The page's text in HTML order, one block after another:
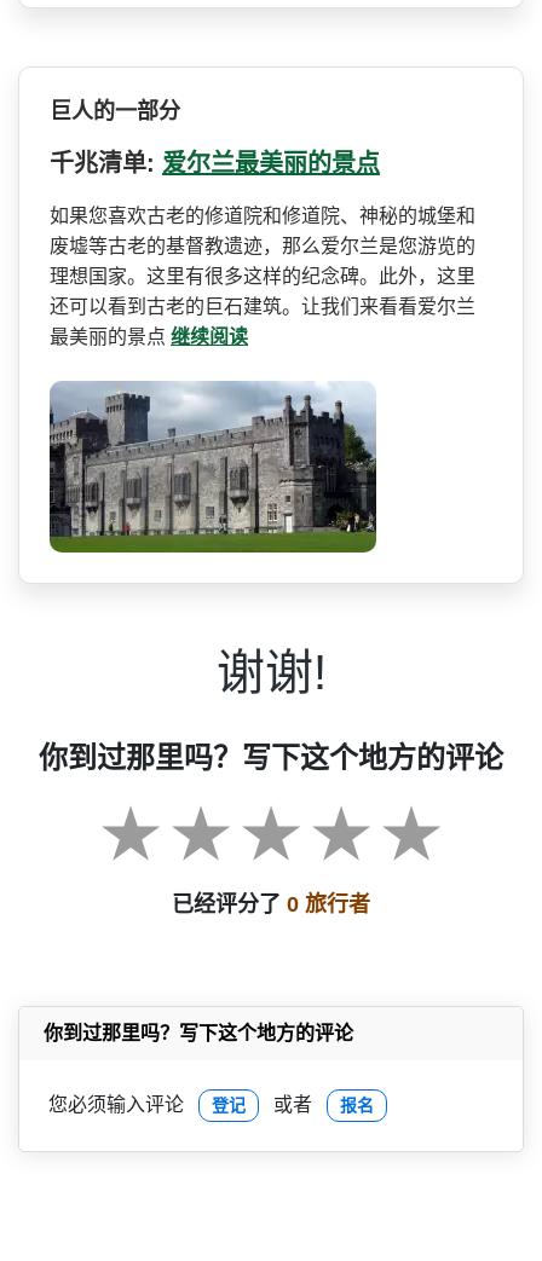
巨人的一部分
千兆清单: 爱尔兰最美丽的景点
如果您喜欢古老的修道院和修­道院、神秘的城堡和
废墟等古老的基督教遗迹，那么爱­尔兰是您游览的
理想国家。这里有很多这样的纪念碑。­此外，这里
还可以看到古老的巨石建筑。让我们来看看­爱尔兰
最美丽的景点 继续阅读
谢谢!
你到过那里吗？写下这个地方的评论
已经评分了 0 旅行者
你到过那里吗？写下这个地方的评论
您必须输入评论 登记 或者 报名